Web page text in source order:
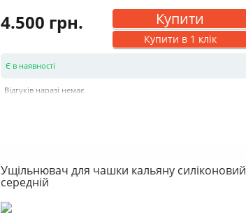
4.500 грн. Купити
Купити в 1 клік
Є в наявності
Відгуків наразі немає
Ущільнювач для чашки кальяну силіконовий
середній